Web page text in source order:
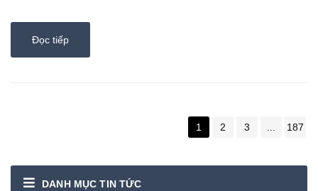
Đọc tiếp
1 2 3 ... 187
DANH MỤC TIN TỨC